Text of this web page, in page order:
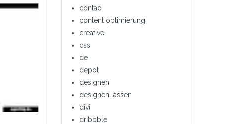
contao
content optimierung
creative
css
de
depot
designen
designen lassen
divi
dribbble